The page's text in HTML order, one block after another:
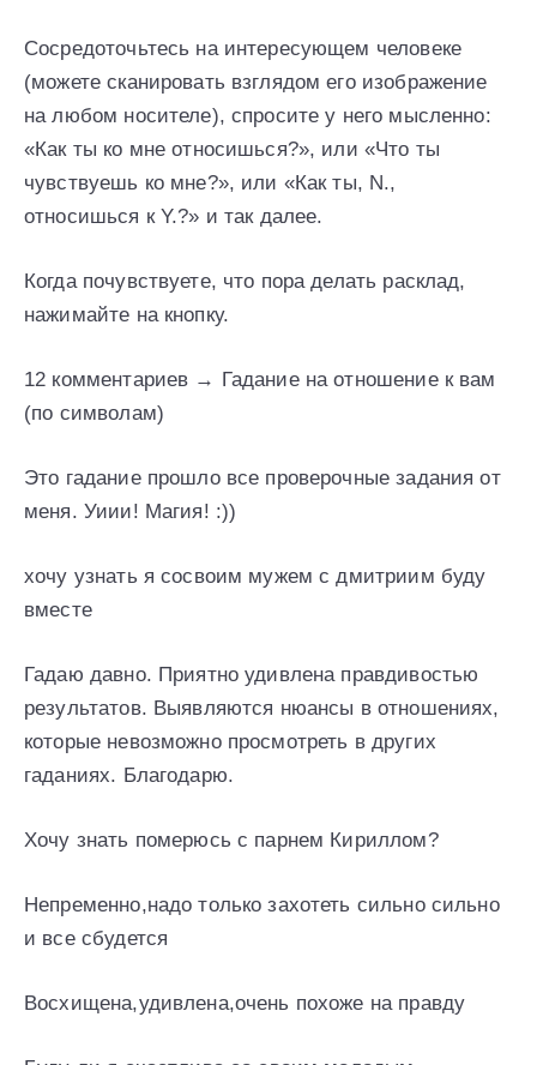
Сосредоточьтесь на интересующем человеке
(можете сканировать взглядом его изображение
на любом носителе), спросите у него мысленно:
«Как ты ко мне относишься?», или «Что ты
чувствуешь ко мне?», или «Как ты, N.,
относишься к Y.?» и так далее.
Когда почувствуете, что пора делать расклад,
нажимайте на кнопку.
12 комментариев → Гадание на отношение к вам
(по символам)
Это гадание прошло все проверочные задания от
меня. Уиии! Магия! :))
хочу узнать я сосвоим мужем с дмитриим буду
вместе
Гадаю давно. Приятно удивлена правдивостью
результатов. Выявляются нюансы в отношениях,
которые невозможно просмотреть в других
гаданиях. Благодарю.
Хочу знать померюсь с парнем Кириллом?
Непременно,надо только захотеть сильно сильно
и все сбудется
Восхищена,удивлена,очень похоже на правду